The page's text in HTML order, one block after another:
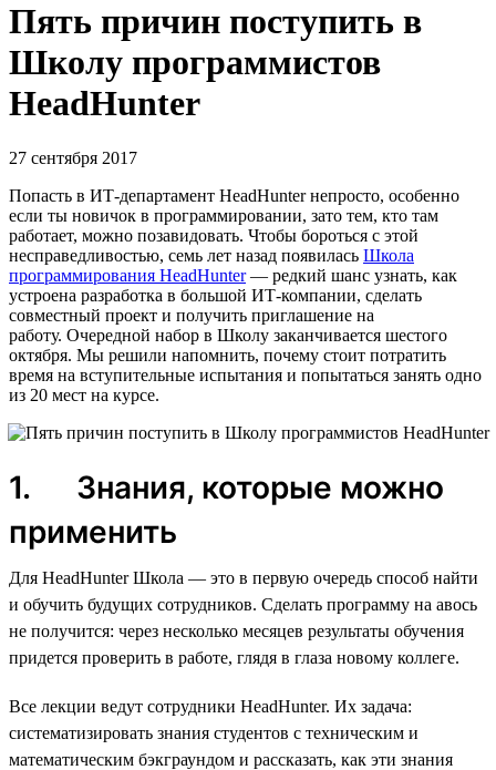
Пять причин поступить в
Школу программистов
HeadHunter
27 сентября 2017
Попасть в ИТ-департамент HeadHunter непросто, особенно
если ты новичок в программировании, зато тем, кто там
работает, можно позавидовать. Чтобы бороться с этой
несправедливостью, семь лет назад появилась Школа
программирования HeadHunter— редкий шанс узнать, как
устроена разработка в большой ИТ-компании, сделать
совместный проект и получить приглашение на
работу. Очередной набор в Школу заканчивается шестого
октября. Мы решили напомнить, почему стоит потратить
время на вступительные испытания и попытаться занять одно
из 20 мест на курсе.
1. Знания, которые можно
применить
Для HeadHunter Школа — это в первую очередь способ найти
и обучить будущих сотрудников. Сделать программу на авось
не получится: через несколько месяцев результаты обучения
придется проверить в работе, глядя в глаза новому коллеге.
Все лекции ведут сотрудники HeadHunter. Их задача:
систематизировать знания студентов с техническим и
математическим бэкграундом и рассказать, как эти знания